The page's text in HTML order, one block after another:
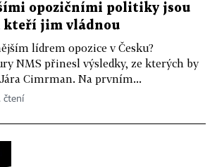
opozičními politiky jsou
jim vládnou
lídrem opozice v Česku?
NMS přinesl výsledky, ze kterých by
Cimrman. Na prvním...
čtení